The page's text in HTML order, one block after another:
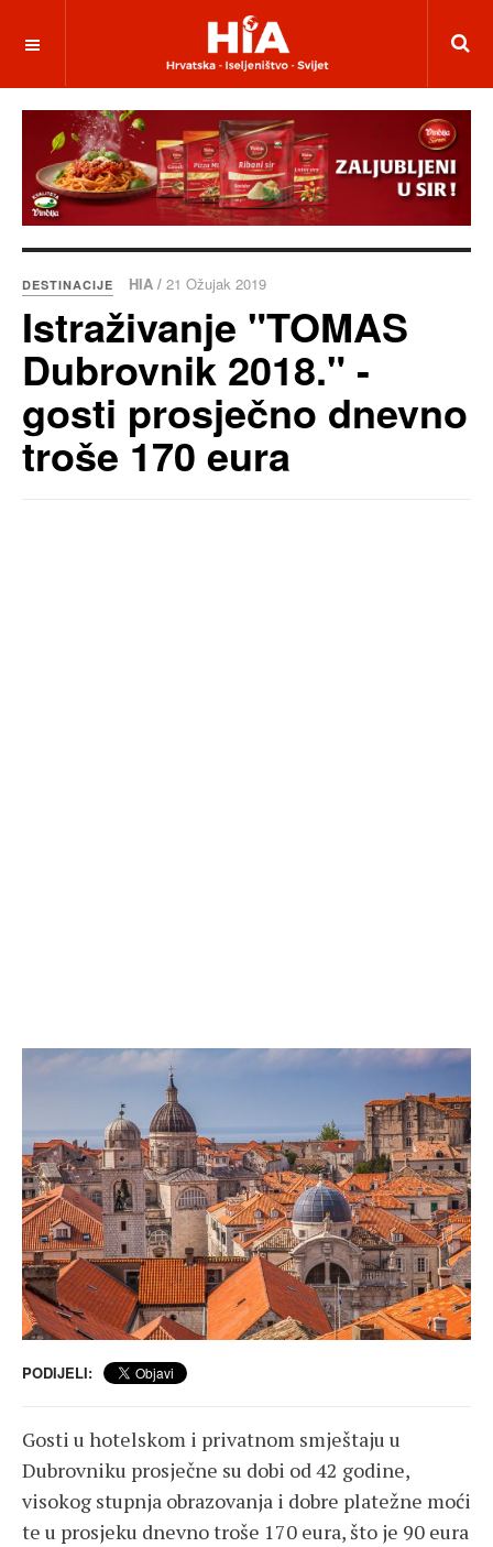
DESTINACIJE HIA / 21 Ožujak 2019
Istraživanje "TOMAS
Dubrovnik 2018." -
gosti prosječno dnevno
troše 170 eura
PODIJELI:
Gosti u hotelskom i privatnom smještaju u
Dubrovniku prosječne su dobi od 42 godine,
visokog stupnja obrazovanja i dobre platežne moći
te u prosjeku dnevno troše 170 eura, što je 90 eura